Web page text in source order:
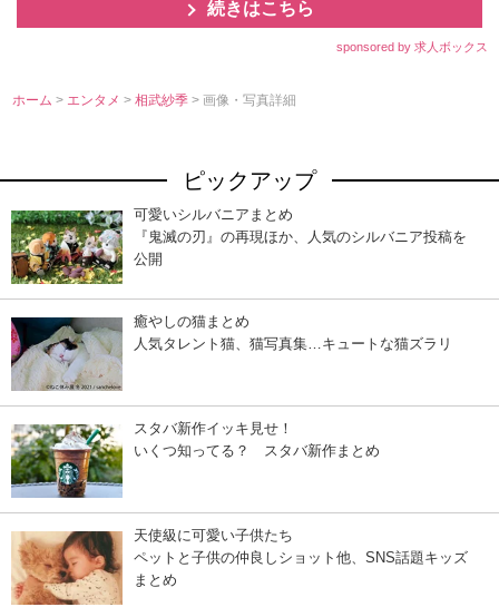
続きはこちら
sponsored by 求人ボックス
ホーム > エンタメ>相武紗季> 画像・写真詳細
ピックアップ
可愛いシルバニアまとめ
『鬼滅の刃』の再現ほか、人気のシルバニア投稿を
公開
癒やしの猫まとめ
人気タレント猫、猫写真集…キュートな猫ズラリ
スタバ新作イッキ見せ！
いくつ知ってる？ スタバ新作まとめ
天使級に可愛い子供たち
ペットと子供の仲良しショット他、SNS話題キッズ
まとめ